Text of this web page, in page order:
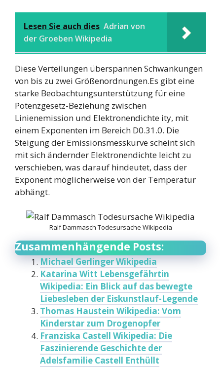
Lesen Sie auch dies Adrian von
der Groeben Wikipedia
Diese Verteilungen überspannen Schwankungen
von bis zu zwei Größenordnungen.Es gibt eine
starke Beobachtungsunterstützung für eine
Potenzgesetz-Beziehung zwischen
Linienemission und Elektronendichte ity, mit
einem Exponenten im Bereich D0.31.0. Die
Steigung der Emissionsmesskurve scheint sich
mit sich ändernder Elektronendichte leicht zu
verschieben, was darauf hindeutet, dass der
Exponent möglicherweise von der Temperatur
abhängt.
Ralf Dammasch Todesursache Wikipedia
Zusammenhängende Posts:
Michael Gerlinger Wikipedia
Katarina Witt Lebensgefährtin
Wikipedia: Ein Blick auf das bewegte
Liebesleben der Eiskunstlauf-Legende
Thomas Haustein Wikipedia: Vom
Kinderstar zum Drogenopfer
Franziska Castell Wikipedia: Die
Faszinierende Geschichte der
Adelsfamilie Castell Enthüllt